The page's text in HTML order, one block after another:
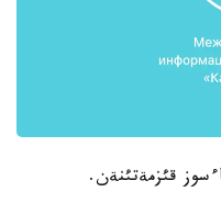
قئزمةتئنةن.